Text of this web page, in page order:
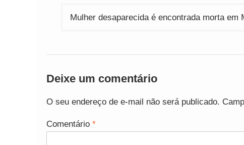
PostMulher desaparecida é encontrada morta
Deixe um comentário
O seu endereço de e-mail não será publicado.
Comentário *